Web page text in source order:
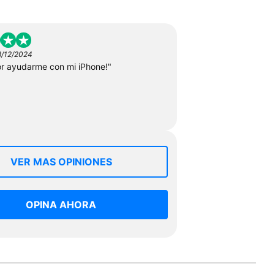
12/2024
ayudarme con mi iPhone!"
VER MAS OPINIONES
OPINA AHORA